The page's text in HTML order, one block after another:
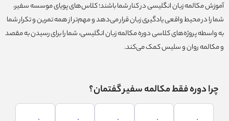
آموزش مکالمه زبان انگلیسی در کنار شما باشند؛ کلاس‌های پویای موسسه سفیر،
شما را در محیط واقعی یادگیری زبان قرار می‌دهد و مهم‌تر از همه تمرین و تکرار شما
به واسطه پروژه‌های کلاسی دوره مکالمه زبان انگلیسی، شما را برای رسیدن به مقصد
و مکالمه روان و سلیس کمک می‌کند.
چرا دوره فقط مکالمه سفیر گفتمان؟